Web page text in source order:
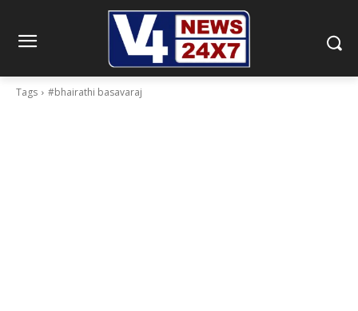
Tags #bhairathi basavaraj